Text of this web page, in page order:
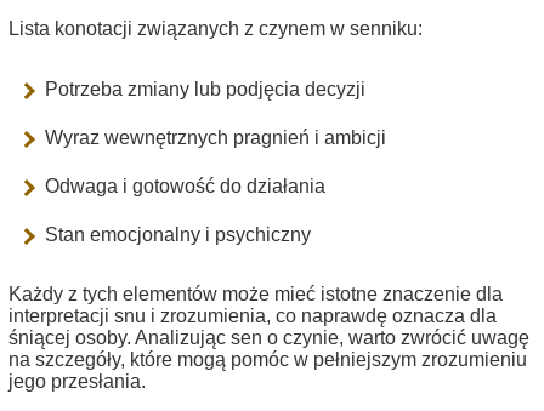
Lista konotacji związanych z czynem w senniku:
Potrzeba zmiany lub podjęcia decyzji
Wyraz wewnętrznych pragnień i ambicji
Odwaga i gotowość do działania
Stan emocjonalny i psychiczny
Każdy z tych elementów może mieć istotne znaczenie dla
interpretacji snu i zrozumienia, co naprawdę oznacza dla
śniącej osoby. Analizując sen o czynie, warto zwrócić uwagę
na szczegóły, które mogą pomóc w pełniejszym zrozumieniu
jego przesłania.